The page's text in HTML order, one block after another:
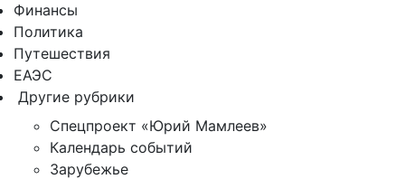
Финансы
Политика
Путешествия
ЕАЭС
Другие рубрики
Спецпроект «Юрий Мамлеев»
Календарь событий
Зарубежье